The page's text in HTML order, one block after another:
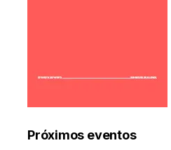
Próximos eventos